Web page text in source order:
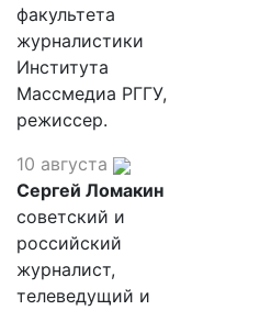
факультета
журналистики
Института
Массмедиа РГГУ,
режиссер.
10 августа
Сергей Ломакин
советский и
российский
журналист,
телеведущий и